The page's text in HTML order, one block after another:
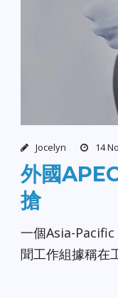
Jocelyn 14
外國
搶
一個Asia-
聞工作組據稱在